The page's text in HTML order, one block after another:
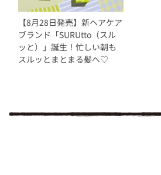
【8月28日発売】新ヘアケア
ブランド「SURUtto（スル
ッと）」誕生！忙しい朝も
スルッとまとまる髪へ♡